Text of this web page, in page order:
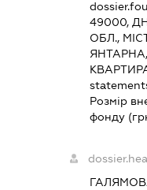
49000,
ОБЛ.,
Розмір
фонду